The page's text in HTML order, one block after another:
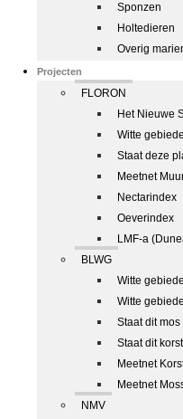
Sponzen
Holtedieren
Overig
Projecten
FLORON
Het Nieuwe
Witte
Staat deze
Meetnet
Nectarindex
Oeverindex
LMF-a
BLWG
Witte
Witte
Staat dit
Staat dit
Meetnet
Meetnet
NMV